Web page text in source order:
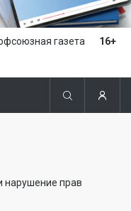
газета 16+
нарушение прав